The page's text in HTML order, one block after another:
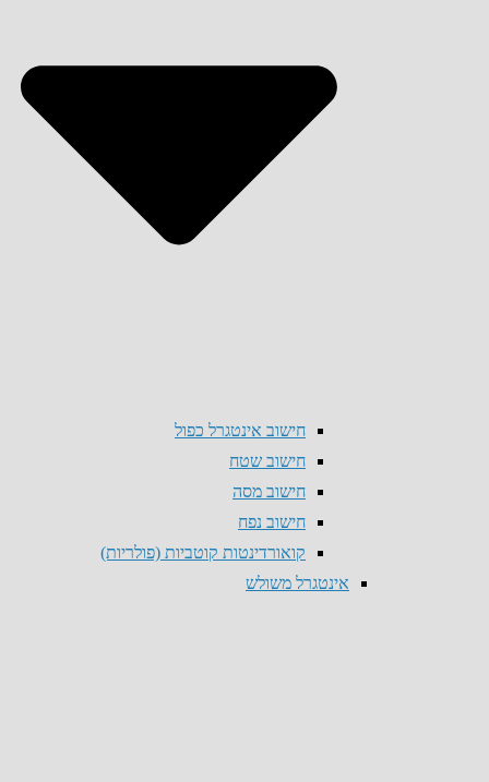
חישוב אינטגרל כפול
חישוב שטח
חישוב מסה
חישוב נפח
קואורדינטות קוטביות (פולריות)
אינטגרל משולש